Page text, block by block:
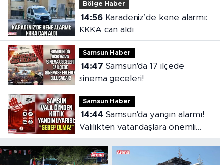
Bölge Haber
14:56Karadeniz’de kene alarmı:
KKKA can aldı
Samsun Haber
14:47
sinema geceleri!
Samsun Haber
14:44
Valilikten vatandaşlara önemli
çağrı